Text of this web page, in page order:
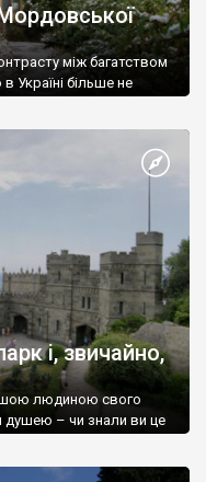
між багатством
Україні більше не
і, звичайно,
людиною свого
душею – чи знали ви це